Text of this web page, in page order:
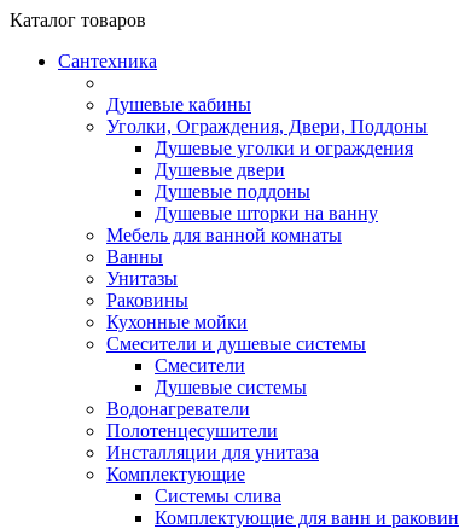
Каталог товаров
Сантехника
Душевые кабины
Уголки, Ограждения, Двери, Поддоны
Душевые уголки и ограждения
Душевые двери
Душевые поддоны
Душевые шторки на ванну
Мебель для ванной комнаты
Ванны
Унитазы
Раковины
Кухонные мойки
Смесители и душевые системы
Смесители
Душевые системы
Водонагреватели
Полотенцесушители
Инсталляции для унитаза
Комплектующие
Системы слива
Комплектующие для ванн и раковин